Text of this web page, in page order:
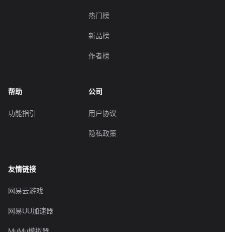
热门榜
新品榜
作者榜
帮助
功能指引
公司
用户协议
隐私政策
友情链接
网易云游戏
网易UU加速器